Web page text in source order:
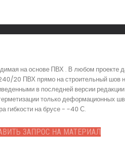
на основе ПВХ . В любом проекте
20 ПВХ прямо на строительный шов
в последней версии
только деформационных
гибкости на брусе - -40 С.
ЗАПРОС НА МАТЕРИАЛ